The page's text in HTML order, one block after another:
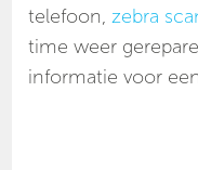
telefoon,zebra
time weer
informatie voor een